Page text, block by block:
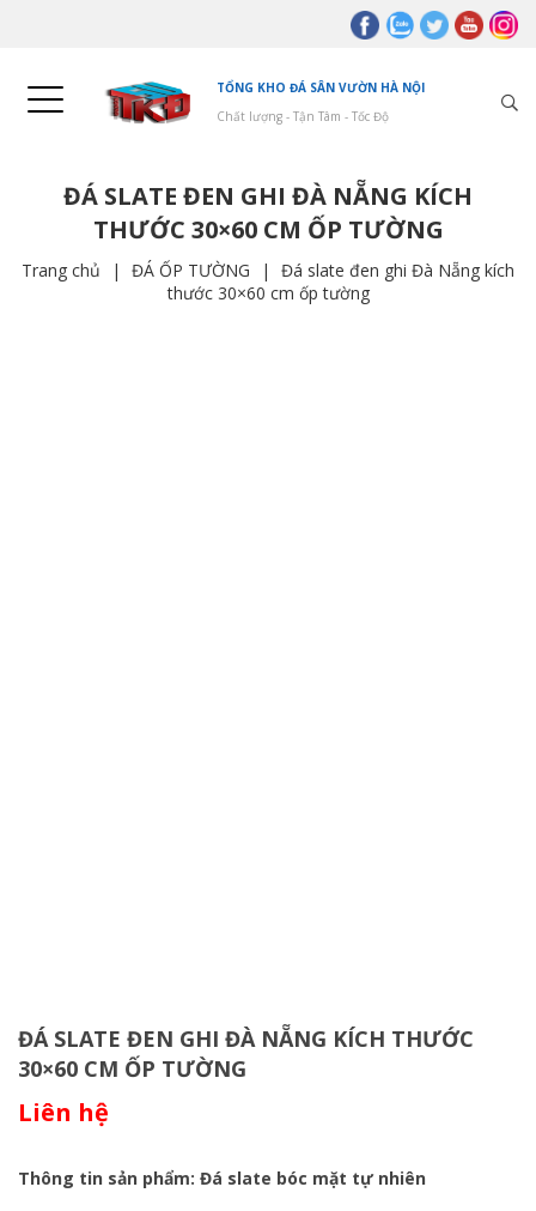
TỔNG KHO ĐÁ SÂN VƯỜN HÀ NỘI
Chất lượng - Tận Tâm - Tốc Độ
ĐÁ SLATE ĐEN GHI ĐÀ NẴNG KÍCH
THƯỚC 30×60 CM ỐP TƯỜNG
Trang chủ | ĐÁ ỐP TƯỜNG |
Đá slate đen ghi Đà Nẵng kích
thước 30×60 cm ốp tường
ĐÁ SLATE ĐEN GHI ĐÀ NẴNG KÍCH THƯỚC
30×60 CM ỐP TƯỜNG
Liên hệ
Thông tin sản phẩm: Đá slate bóc mặt tự nhiên